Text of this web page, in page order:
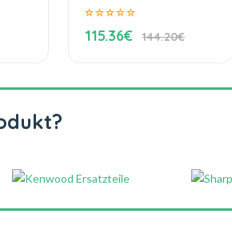
115.36€ 144.20€